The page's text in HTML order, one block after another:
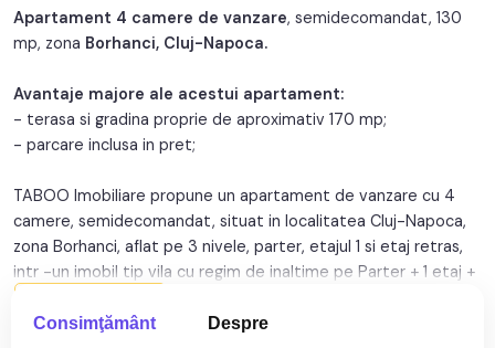
An constructie: 2021
Orientare:
Apartament 4 camere de vanzare, semidecomandat, 130
mp, zona Borhanci, Cluj-Napoca.
Avantaje majore ale acestui apartament:
- terasa si gradina proprie de aproximativ 170 mp;
- parcare inclusa in pret;
TABOO Imobiliare propune un apartament de vanzare cu 4
camere, semidecomandat, situat in localitatea Cluj-Napoca,
zona Borhanci, aflat pe 3 nivele, parter, etajul 1 si etaj retras,
intr -un imobil tip vila cu regim de inaltime pe Parter + 1 etaj +
etaj retras; anul constructiei 2021, structura caramida.
Suprafata utila de 130 mp + gradina de 170 mp.
Consimţământ Despre